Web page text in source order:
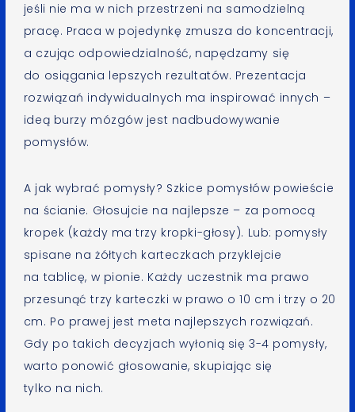
jeśli nie ma w nich przestrzeni na samodzielną
pracę. Praca w pojedynkę zmusza do koncentracji,
a czując odpowiedzialność, napędzamy się
do osiągania lepszych rezultatów. Prezentacja
rozwiązań indywidualnych ma inspirować innych –
ideą burzy mózgów jest nadbudowywanie
pomysłów.
A jak wybrać pomysły? Szkice pomysłów powieście
na ścianie. Głosujcie na najlepsze – za pomocą
kropek (każdy ma trzy kropki-głosy). Lub: pomysły
spisane na żółtych karteczkach przyklejcie
na tablicę, w pionie. Każdy uczestnik ma prawo
przesunąć trzy karteczki w prawo o 10 cm i trzy o 20
cm. Po prawej jest meta najlepszych rozwiązań.
Gdy po takich decyzjach wyłonią się 3-4 pomysły,
warto ponowić głosowanie, skupiając się
tylko na nich.